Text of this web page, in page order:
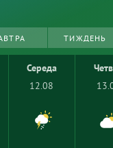
ТИЖДЕНЬ
Середа
12.08